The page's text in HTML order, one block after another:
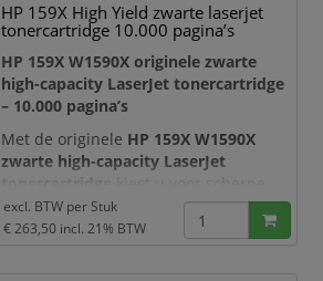
printers en multifunctionals en is
ideaal voor kleine kantoren,
thuiswerkplekken en zakelijke
omgevingen waar dagelijks v
HP 159X High Yield zwarte laserjet
tonercartridge 10.000 pagina’s
HP 159X W1590X originele zwarte
high-capacity LaserJet tonercartridge
– 10.000 pagina’s
Met de originele HP 159X W1590X
zwarte high-capacity LaserJet
tonercartridge
zwart-witafdrukken, betrouwbare
printerprestaties en professionele
excl. BTW per Stuk
€ 263,50 incl. 21% BTW